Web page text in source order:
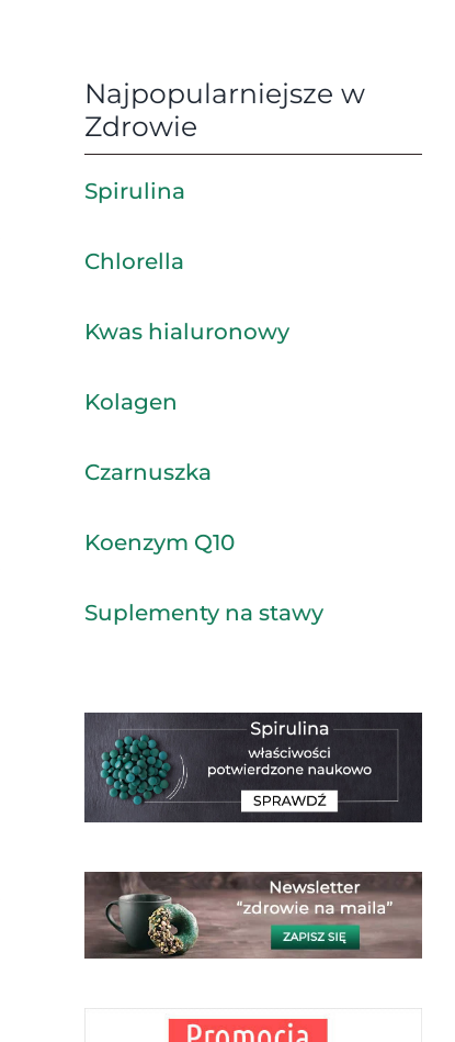
Najpopularniejsze w
Zdrowie
Spirulina
Chlorella
Kwas hialuronowy
Kolagen
Czarnuszka
Koenzym Q10
Suplementy na stawy